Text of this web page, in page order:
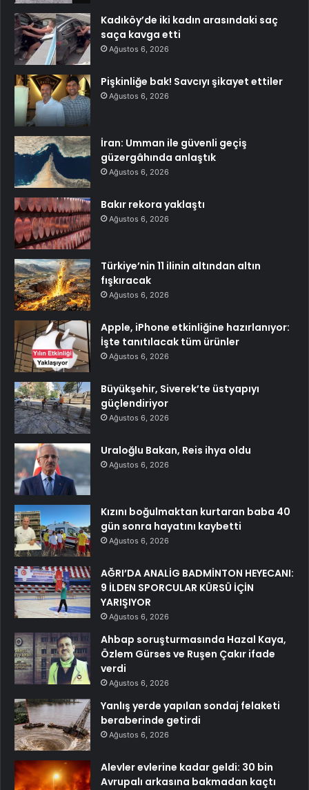
Kadıköy’de iki kadın arasındaki saç
saça kavga etti
Ağustos 6, 2026
Pişkinliğe bak! Savcıyı şikayet ettiler
Ağustos 6, 2026
İran: Umman ile güvenli geçiş
güzergâhında anlaştık
Ağustos 6, 2026
Bakır rekora yaklaştı
Ağustos 6, 2026
Türkiye’nin 11 ilinin altından altın
fışkıracak
Ağustos 6, 2026
Apple, iPhone etkinliğine hazırlanıyor:
İşte tanıtılacak tüm ürünler
Ağustos 6, 2026
Büyükşehir, Siverek’te üstyapıyı
güçlendiriyor
Ağustos 6, 2026
Uraloğlu Bakan, Reis ihya oldu
Ağustos 6, 2026
Kızını boğulmaktan kurtaran baba 40
gün sonra hayatını kaybetti
Ağustos 6, 2026
AĞRI’DA ANALİG BADMİNTON HEYECANI:
9 İLDEN SPORCULAR KÜRSÜ İÇİN
YARIŞIYOR
Ağustos 6, 2026
Ahbap soruşturmasında Hazal Kaya,
Özlem Gürses ve Ruşen Çakır ifade
verdi
Ağustos 6, 2026
Yanlış yerde yapılan sondaj felaketi
beraberinde getirdi
Ağustos 6, 2026
Alevler evlerine kadar geldi: 30 bin
Avrupalı arkasına bakmadan kaçtı